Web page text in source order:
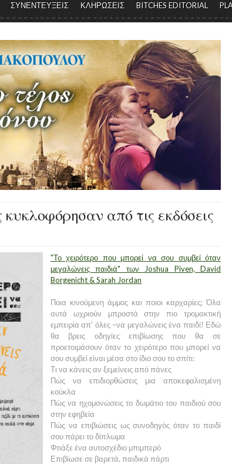
ΣΥΝΕΝΤΕΥΞΕΙΣ ΚΛΗΡΩΣΕΙΣ BITCHES EDITORIAL
από τις εκδόσεις
"Το χειρότερο που μπορεί να σου συμβεί όταν
μεγαλώνεις παιδιά" των Joshua Piven, David
Borgenicht & Sarah Jordan
Ποια κινούμενη άμμος και ποιοι καρχαρίες; Όλα
αυτά ωχριούν μπροστά στην πιο τρομακτική
εμπειρία απ’ όλες –να μεγαλώνεις ένα παιδί! Εδώ
θα βρεις οδηγίες επιβίωσης που θα σε
προετοιμάσουν όταν το χειρότερο που μπορεί να
σου συμβεί είναι μέσα στο ίδιο σου το σπίτι:
Τι να κάνεις αν ξεμείνεις από πάνες
Πώς να επιδιορθώσεις μια αποκεφαλισμένη
κούκλα
Πώς να ηχομονώσεις το δωμάτιο του παιδιού σου
στην εφηβεία
Πώς να επιβιώσεις ως συνοδηγός όταν το παιδί
σου πάρει το δίπλωμα
Φτιάξε ένα αυτοσχέδιο μπιμπερό
Επιβίωσε σε βαρετά, παιδικά πάρτι